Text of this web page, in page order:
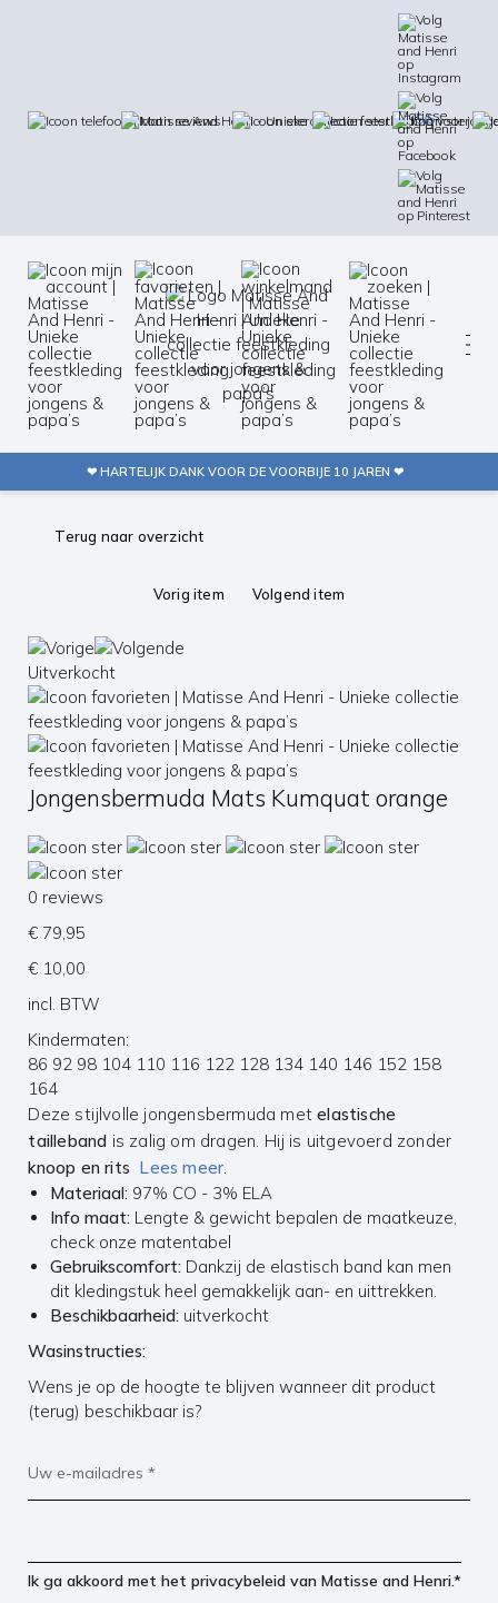
5/5
❤ HARTELIJK DANK VOOR DE VOORBIJE 10 JAREN ❤
Terug naar overzicht
Vorig item Volgend item
Uitverkocht
Jongensbermuda Mats Kumquat orange
0 reviews
€ 79,95
€ 10,00
incl. BTW
Kindermaten:
86 92 98 104 110 116 122 128 134 140 146 152 158
164
Deze stijlvolle jongensbermuda metelastische
tailleband is zalig om dragen. Hij is uitgevoerd zonder
knoop en rits Lees meer
Materiaal: 97% CO - 3% ELA
Info maat: Lengte & gewicht bepalen de maatkeuze,
check onze matentabel
Gebruikscomfort: Dankzij de elastisch band kan men
dit kledingstuk heel gemakkelijk aan- en uittrekken.
Beschikbaarheid: uitverkocht
Wasinstructies:
Wens je op de hoogte te blijven wanneer dit product
(terug) beschikbaar is?
Ik ga akkoord met hetprivacybeleid van Matisse and Henri.*